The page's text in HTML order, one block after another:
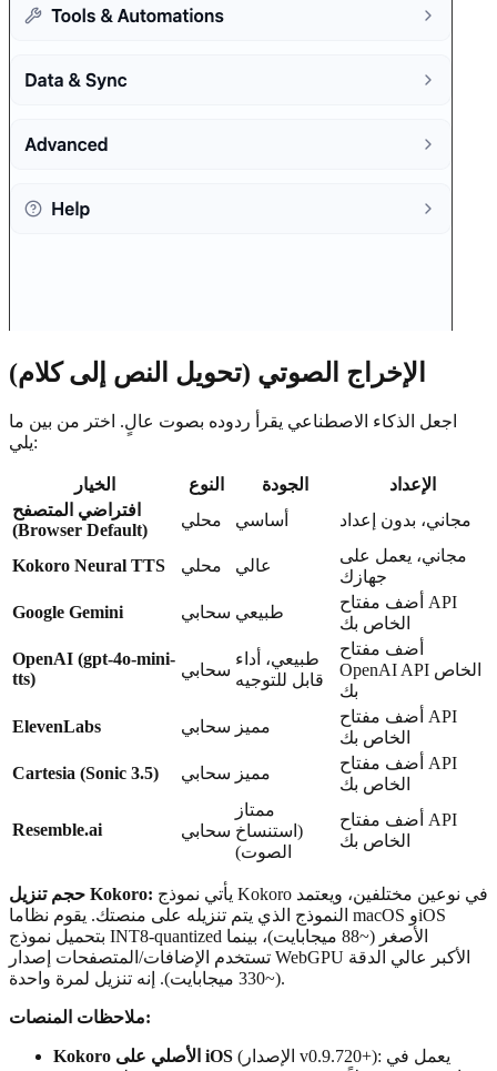
الإخراج الصوتي (تحويل النص إلى كلام)
اجعل الذكاء الاصطناعي يقرأ ردوده بصوت عالٍ. اختر من بين ما
يلي:
الخيار النوع الجودة
الإعداد
افتراضي المتصفح
(Browser Default)
محلي أساسي مجاني، بدون إعداد
Kokoro Neural TTS محلي عالي
مجاني، يعمل على
جهازك
Google Gemini
سحابي طبيعي
أضف مفتاح API
الخاص بك
OpenAI (gpt-4o-mini-
tts)
سحابي
طبيعي، أداء
قابل للتوجيه
أضف مفتاح
OpenAI API الخاص
بك
ElevenLabs
سحابي مميز
أضف مفتاح API
الخاص بك
Cartesia (Sonic 3.5)
سحابي مميز
أضف مفتاح API
الخاص بك
Resemble.ai سحابي
ممتاز
(استنساخ
الصوت)
أضف مفتاح API
الخاص بك
حجم تنزيل Kokoro:
النموذج الذي يتم تنزيله على منصتك. يقوم نظاما macOS وiOS
بتحميل نموذج INT8-quantized الأصغر (~88 ميجابايت)، بينما
تستخدم الإضافات/المتصفحات إصدار WebGPU الأكبر عالي الدقة
(~330 ميجابايت). إنه تنزيل لمرة واحدة.
ملاحظات المنصات:
Kokoro الأصلي على iOS (الإصدار v0.9.720+): يعمل في